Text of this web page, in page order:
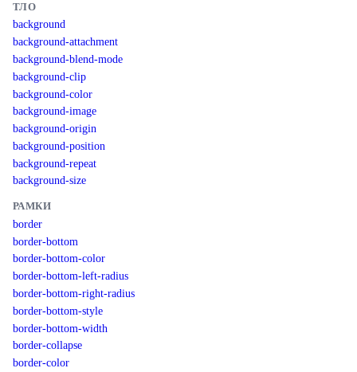
ТЛО
background
background-attachment
background-blend-mode
background-clip
background-color
background-image
background-origin
background-position
background-repeat
background-size
РАМКИ
border
border-bottom
border-bottom-color
border-bottom-left-radius
border-bottom-right-radius
border-bottom-style
border-bottom-width
border-collapse
border-color